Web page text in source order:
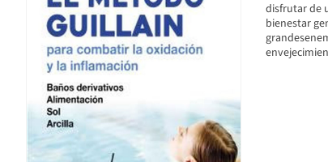
disfrutar de
bienestar